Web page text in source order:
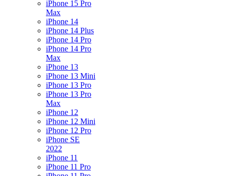
iPhone 15 Pro
Max
iPhone 14
iPhone 14 Plus
iPhone 14 Pro
iPhone 14 Pro
Max
iPhone 13
iPhone 13 Mini
iPhone 13 Pro
iPhone 13 Pro
Max
iPhone 12
iPhone 12 Mini
iPhone 12 Pro
iPhone SE
2022
iPhone 11
iPhone 11 Pro